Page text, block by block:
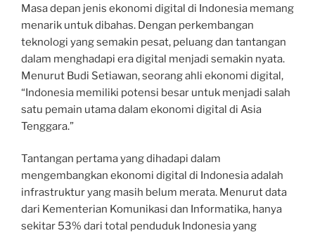
Masa depan jenis ekonomi digital di Indonesia memang
menarik untuk dibahas. Dengan perkembangan
teknologi yang semakin pesat, peluang dan tantangan
dalam menghadapi era digital menjadi semakin nyata.
Menurut Budi Setiawan, seorang ahli ekonomi digital,
“Indonesia memiliki potensi besar untuk menjadi salah
satu pemain utama dalam ekonomi digital di Asia
Tenggara.”
Tantangan pertama yang dihadapi dalam
mengembangkan ekonomi digital di Indonesia adalah
infrastruktur yang masih belum merata. Menurut data
dari Kementerian Komunikasi dan Informatika, hanya
sekitar 53% dari total penduduk Indonesia yang